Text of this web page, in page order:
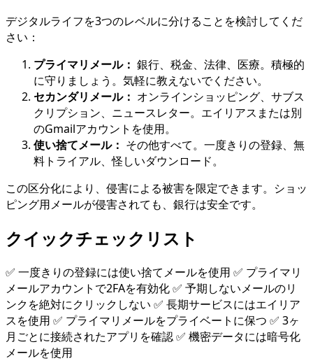
デジタルライフを3つのレベルに分けることを検討してくだ
さい：
プライマリメール： 銀行、税金、法律、医療。積極的
に守りましょう。気軽に教えないでください。
セカンダリメール： オンラインショッピング、サブス
クリプション、ニュースレター。エイリアスまたは別
のGmailアカウントを使用。
使い捨てメール： その他すべて。一度きりの登録、無
料トライアル、怪しいダウンロード。
この区分化により、侵害による被害を限定できます。ショッ
ピング用メールが侵害されても、銀行は安全です。
クイックチェックリスト
✅ 一度きりの登録には使い捨てメールを使用 ✅ プライマリ
メールアカウントで2FAを有効化 ✅ 予期しないメールのリ
ンクを絶対にクリックしない ✅ 長期サービスにはエイリア
スを使用 ✅ プライマリメールをプライベートに保つ ✅ 3ヶ
月ごとに接続されたアプリを確認 ✅ 機密データには暗号化
メールを使用